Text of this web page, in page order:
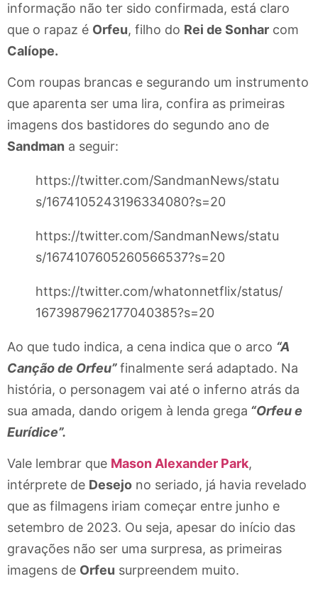
informação não ter sido confirmada, está claro
que o rapaz é Orfeu, filho do Rei de Sonhar com
Calíope.
Com roupas brancas e segurando um instrumento
que aparenta ser uma lira, confira as primeiras
imagens dos bastidores do segundo ano de
Sandman a seguir:
https://twitter.com/SandmanNews/statu
s/1674105243196334080?s=20
https://twitter.com/SandmanNews/statu
s/1674107605260566537?s=20
https://twitter.com/whatonnetflix/status/
1673987962177040385?s=20
Ao que tudo indica, a cena indica que o arco “A
Canção de Orfeu”finalmente será adaptado. Na
história, o personagem vai até o inferno atrás da
sua amada, dando origem à lenda grega “Orfeu e
Eurídice”.
Vale lembrar que Mason Alexander Park,
intérprete de Desejo no seriado, já havia revelado
que as filmagens iriam começar entre junho e
setembro de 2023. Ou seja, apesar do início das
gravações não ser uma surpresa, as primeiras
imagens de Orfeu surpreendem muito.